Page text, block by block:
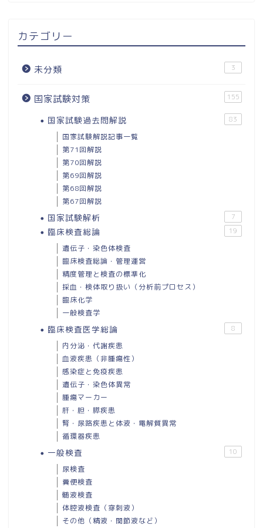
カテゴリー
未分類 3
国家試験対策 155
国家試験過去問解説 83
国家試験解説記事一覧
第71回解説
第70回解説
第69回解説
第68回解説
第67回解説
国家試験解析 7
臨床検査総論 19
遺伝子・染色体検査
臨床検査総論・管理運営
精度管理と検査の標準化
採血・検体取り扱い（分析前プロセス）
臨床化学
一般検査学
臨床検査医学総論 8
内分泌・代謝疾患
血液疾患（非腫瘍性）
感染症と免疫疾患
遺伝子・染色体異常
腫瘍マーカー
肝・胆・膵疾患
腎・尿路疾患と体液・電解質異常
循環器疾患
一般検査 10
尿検査
糞便検査
髄液検査
体腔液検査（穿刺液）
その他（精液・関節液など）